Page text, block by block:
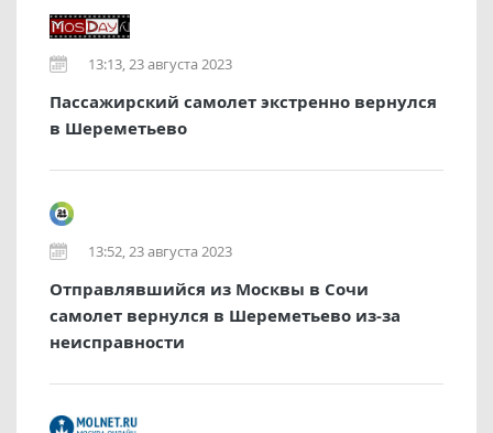
13:13, 23 августа 2023
Пассажирский самолет экстренно вернулся
в Шереметьево
13:52, 23 августа 2023
Отправлявшийся из Москвы в Сочи
самолет вернулся в Шереметьево из-за
неисправности